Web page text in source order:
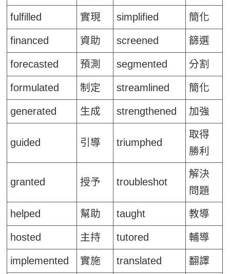
fulfilled 實現 simplified 簡化
financed 資助 screened 篩選
forecasted 預測 segmented 分割
formulated 制定 streamlined 簡化
generated 生成 strengthened 加強
guided 引導 triumphed
取得
勝利
granted 授予 troubleshot
解決
問題
helped 幫助 taught 教導
hosted 主持 tutored 輔導
implemented 實施 translated 翻譯